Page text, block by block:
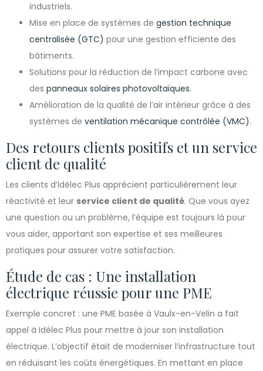
industriels.
Mise en place de systèmes de gestion technique
centralisée (GTC) pour une gestion efficiente des
bâtiments.
Solutions pour la réduction de l’impact carbone avec
des panneaux solaires photovoltaïques.
Amélioration de la qualité de l’air intérieur grâce à des
systèmes de ventilation mécanique contrôlée (VMC).
Des retours clients positifs et un service
client de qualité
Les clients d’Idélec Plus apprécient particulièrement leur
réactivité et leur service client de qualité. Que vous ayez
une question ou un problème, l’équipe est toujours là pour
vous aider, apportant son expertise et ses meilleures
pratiques pour assurer votre satisfaction.
Étude de cas : Une installation
électrique réussie pour une PME
Exemple concret : une PME basée à Vaulx-en-Velin a fait
appel à Idélec Plus pour mettre à jour son installation
électrique. L’objectif était de moderniser l’infrastructure tout
en réduisant les coûts énergétiques. En mettant en place